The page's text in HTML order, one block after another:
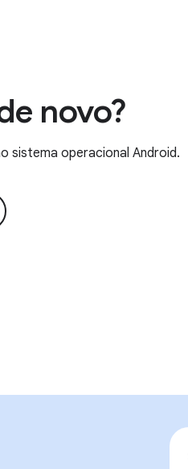
novo?
sistema operacional Android.